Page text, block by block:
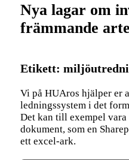
Nya lagar om
främmande
Etikett:
Vi på HUAros hjälper er
ledningssystem i det
Det kan till exempel vara
dokument, som en
ett excel-ark.